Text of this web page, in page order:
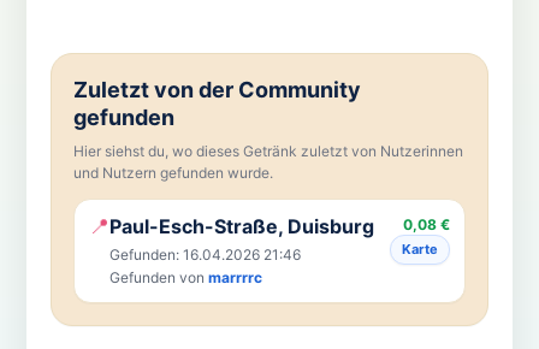
Zuletzt von der Community
gefunden
Hier siehst du, wo dieses Getränk zuletzt von Nutzerinnen
und Nutzern gefunden wurde.
📍Paul-Esch-Straße, Duisburg
Gefunden: 16.04.2026 21:46
Gefunden von marrrrc
0,08 €
Karte